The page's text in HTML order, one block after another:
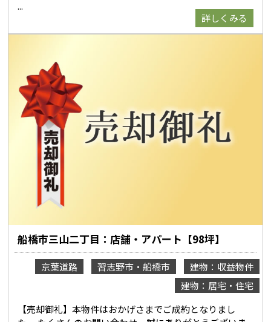
詳しくみる
船橋市三山二丁目：店舗・アパート【98坪】
京葉道路 習志野市・船橋市
建物：収益物件
建物：居宅・住宅
【売却御礼】本物件はおかげさまでご成約となりまし